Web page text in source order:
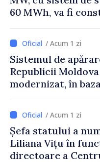
60 MWh, va fi
/ Acum 1 zi
Sistemul de
Republicii
modernizat, în baza
implementare a
Naționale de
/ Acum 1 zi
Șefa statului a
Liliana Vițu în
directoare a